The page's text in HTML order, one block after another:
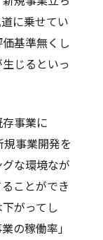
に乗せてい
基準無くし
じるといっ
事業に
事業開発を
な環境なが
ことができ
がってし
の稼働率」